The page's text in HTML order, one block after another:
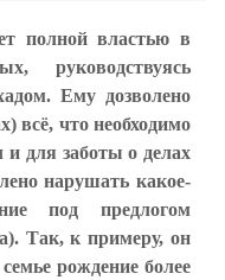
полной властью в
руководствуясь
Ему дозволено
всё, что необходимо
и для заботы о делах
нарушать какое-
под предлогом
Так, к примеру, он
рождение более